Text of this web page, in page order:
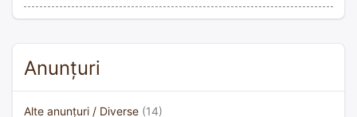
Anunțuri
Alte anunțuri / Diverse (14)